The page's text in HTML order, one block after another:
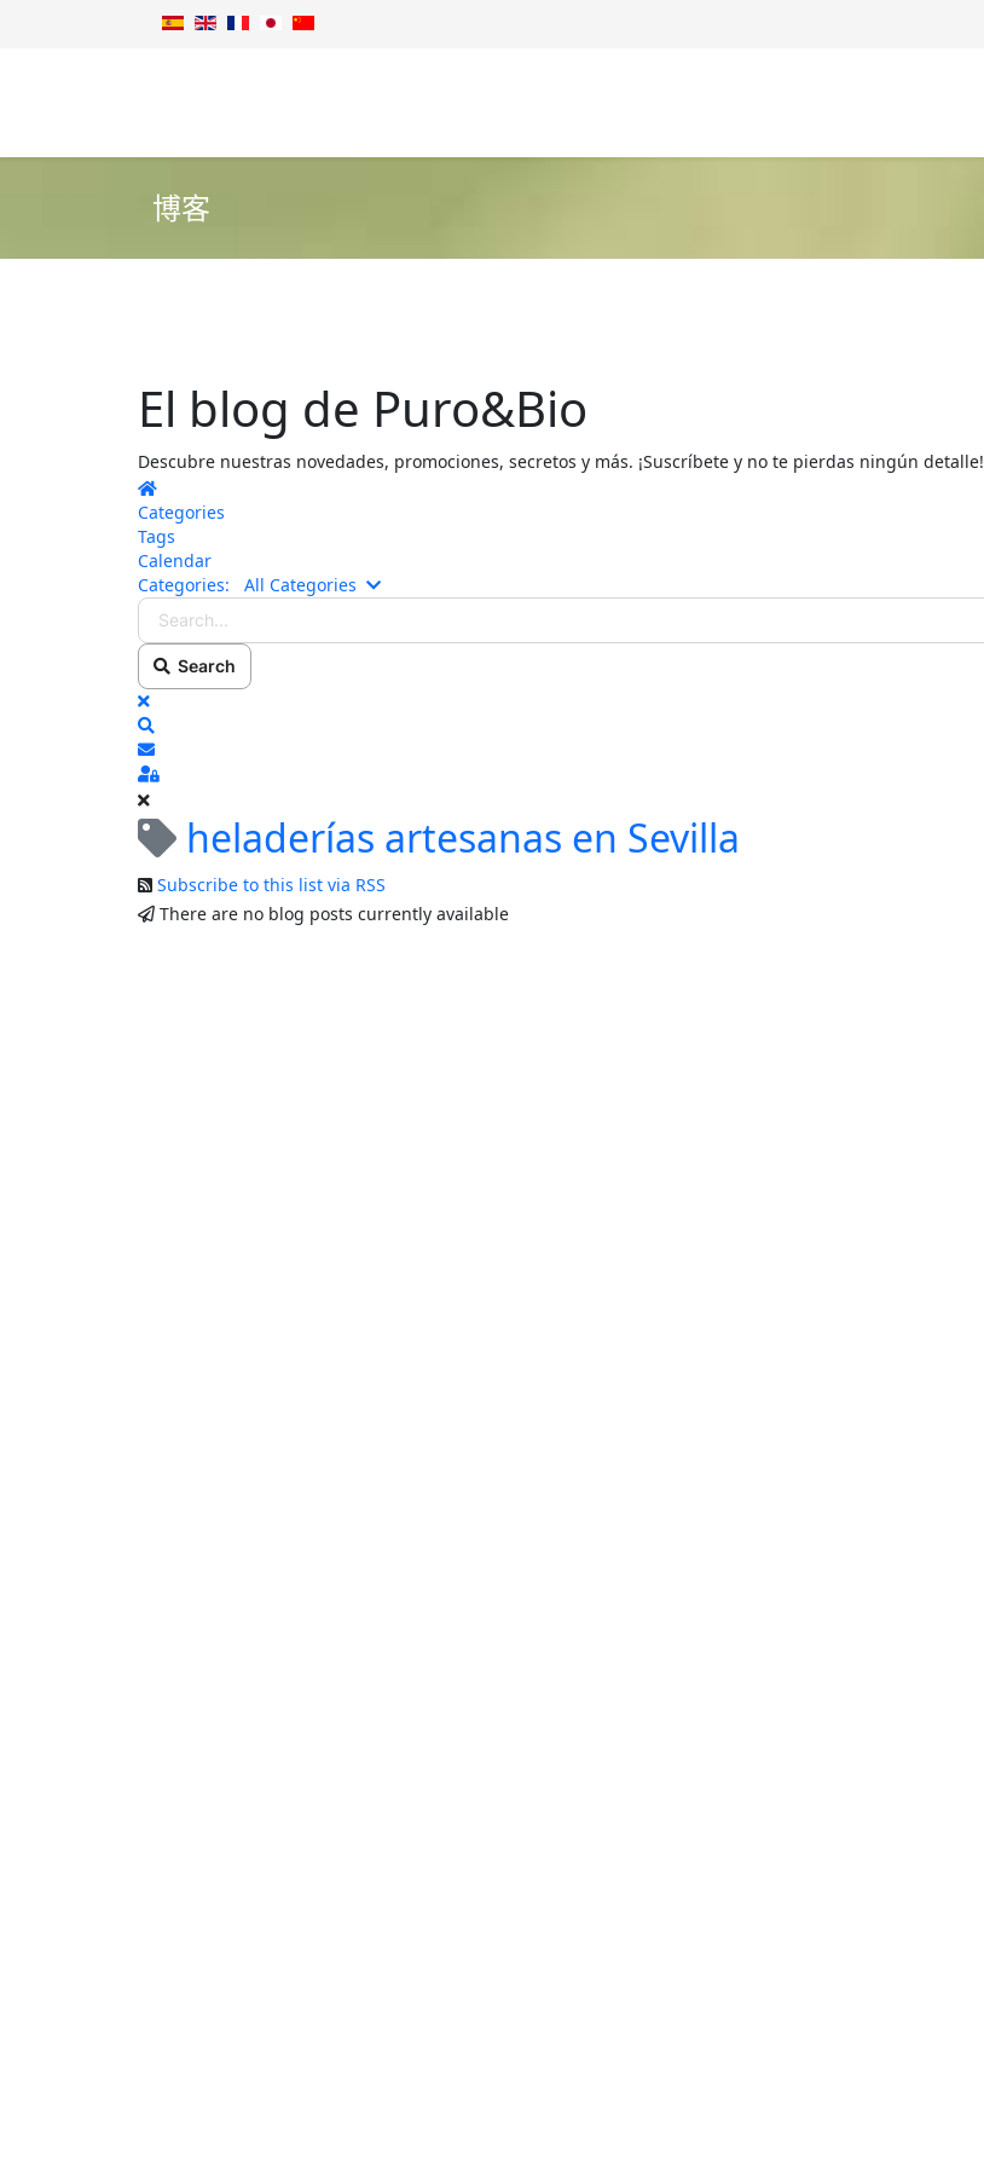
博客
El blog de Puro&Bio
Descubre nuestras novedades, promociones, secretos y más. ¡Suscríbete y no te pierdas ningún detalle!
Home
Categories
Tags
Calendar
Categories:
All Categories Search...
Search
x
Subscribe to blog
Sign In
heladerías artesanas en Sevilla
Subscribe to this list via RSS
There are no blog posts currently available